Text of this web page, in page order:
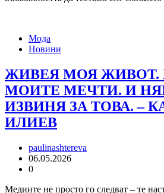
Мода
Новини
ЖИВЕЯ МОЯ ЖИВОТ.
МОИТЕ МЕЧТИ. И
ИЗВИНЯ ЗА ТОВА. –
ИЛИЕВ
paulinashtereva
06.05.2026
0
Медиите не просто го следват – те